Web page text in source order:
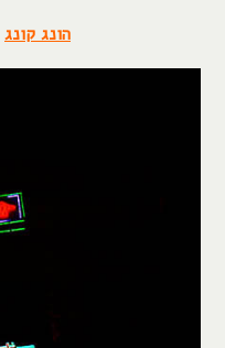
הונג קונג